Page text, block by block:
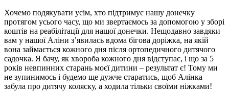
Хочемо подякувати усім, хто підтримує нашу донечку
протягом усього часу, що ми звертаємось за допомогою у зборі
коштів на реабілітації для нашої донечки. Нещодавно завдяки
вам у нашої Аліни з’явилась вдома бігова доріжка, на якій
вона займається кожного дня після ортопедичного дитячого
садочка. Я бачу, як хвороба кожного дня відступає, і що за 5
років невпинних старань моєї дитини – результат є! Тому ми
не зупинимось і будемо ще дужче старатись, щоб Алінка
забула про дитячу коляску, а ходила тільки своїми ніжками!